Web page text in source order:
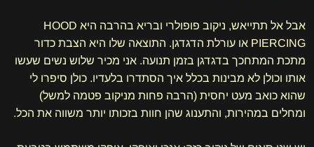
אבל אל תתייאש, ניקוב פופולרי ובריא בהרבה היא HOOD
PIERCING או עורלת הדגדגן. התוצאה שלו היא הצבת כדור
מתכת המתחכך בדגדגן בזמן תנועה. אני מכיר שלוש נשים שעשו
אותו וכולן לא מבינות בכלל איך הסתדרו בלעדיו. כולן סיפרו לי
שהוא כואב מעט יחסית (הרבה פחות מניקוב פטמה למשל)
ומחלים במהירות, והתענוג שהן חוות בזכותו יותר משווה את הכל.